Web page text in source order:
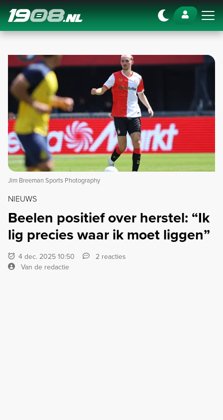
Navigation
Jim Breeman Sports Photography
NIEUWS
Beelen positief over herstel: “Ik
lig precies waar ik moet liggen”
4 dec. 2025 10:50
2 reacties
Van de redactie